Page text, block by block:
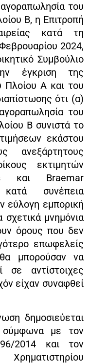
του
Β, η Επιτροπή
κατά τη
2024,
Συμβούλιο
έγκριση της
Πλοίου Α και του
ότι (α)
του
Β συνιστά το
εκάστου
ανεξάρτητους
εκτιμητών
και Braemar
συνέπεια
εύλογη εμπορική
σχετικά μνημόνια
όρους που δεν
επωφελείς
μπορούσαν να
σε αντίστοιχες
είχαν συναφθεί
δημοσιεύεται
σύμφωνα με τον
2014 και τον